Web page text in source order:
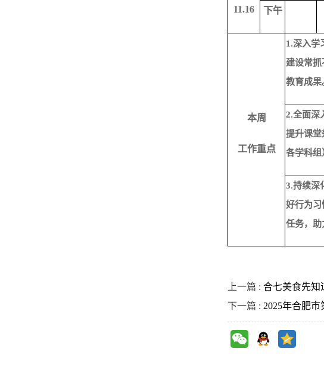
11.16 下午
本周
工作重点
1.深入学
建设常
教育成果
2.全面深
提升课堂
各学科组
3.持续深
好行为习
任务，助
上一篇 : 合七美食先知
下一篇 : 2025年合肥